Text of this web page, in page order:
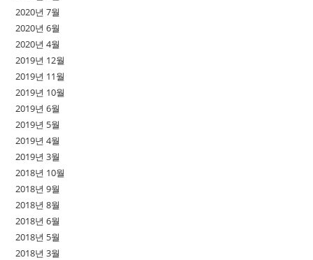
2020년 7월
2020년 6월
2020년 4월
2019년 12월
2019년 11월
2019년 10월
2019년 6월
2019년 5월
2019년 4월
2019년 3월
2018년 10월
2018년 9월
2018년 8월
2018년 6월
2018년 5월
2018년 3월